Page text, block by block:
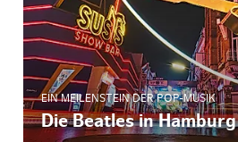
EIN MEILENSTEIN DER POP-MUSIK
Die Beatles in Hamburg